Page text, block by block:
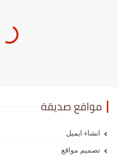
مواقع صديقة
انشاء ايميل
تصميم مواقع